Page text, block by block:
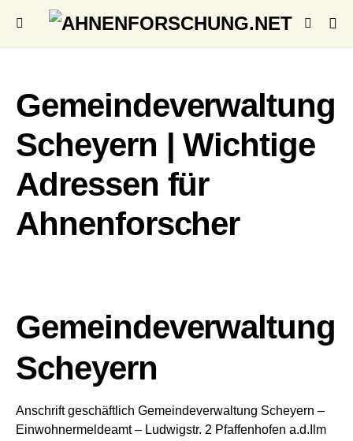
Gemeindeverwaltung
Scheyern | Wichtige
Adressen für
Ahnenforscher
Gemeindeverwaltung
Scheyern
Anschrift geschäftlich Gemeindeverwaltung Scheyern –
Einwohnermeldeamt – Ludwigstr. 2 Pfaffenhofen a.d.Ilm